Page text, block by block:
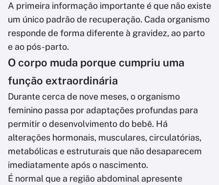
A primeira informação importante é que não existe
um único padrão de recuperação. Cada organismo
responde de forma diferente à gravidez, ao parto
e ao pós-parto.
O corpo muda porque cumpriu uma
função extraordinária
Durante cerca de nove meses, o organismo
feminino passa por adaptações profundas para
permitir o desenvolvimento do bebê. Há
alterações hormonais, musculares, circulatórias,
metabólicas e estruturais que não desaparecem
imediatamente após o nascimento.
É normal que a região abdominal apresente